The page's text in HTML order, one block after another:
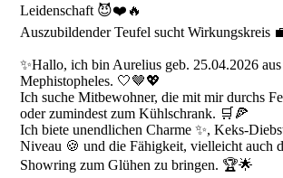
Leidenschaft 😈❤️🔥
Auszubildender Teufel sucht Wirkungskreis
✨Hallo, ich bin Aurelius geb. 25.04.2026
Mephistopheles. 🤍🤎💖
Ich suche Mitbewohner, die mit mir durchs
oder zumindest zum Kühlschrank. 🛒🍕
Ich biete unendlichen Charme ✨, Keks-
Niveau 🍪 und die Fähigkeit, vielleicht auch
Showring zum Glühen zu bringen. 🏆🌟